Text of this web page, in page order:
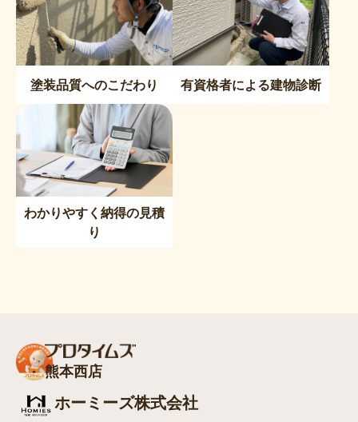
塗装品質へのこだわり 有資格者による建物診断
わかりやすく納得の見積
り
熊本西店
ホーミーズ株式会社